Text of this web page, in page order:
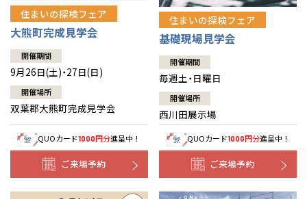
住まいの探検フェア
大熊町完成見学会
開催期間
9月26日(土)・27日(日)
開催場所
双葉郡大熊町完成見学会
QUOカード1000円分進呈中！
ご来場予約
住まいの探検フェア
基礎現場見学会
開催期間
毎週土・日曜日
開催場所
西川田展示場
QUOカード1000円分進呈中！
ご来場予約